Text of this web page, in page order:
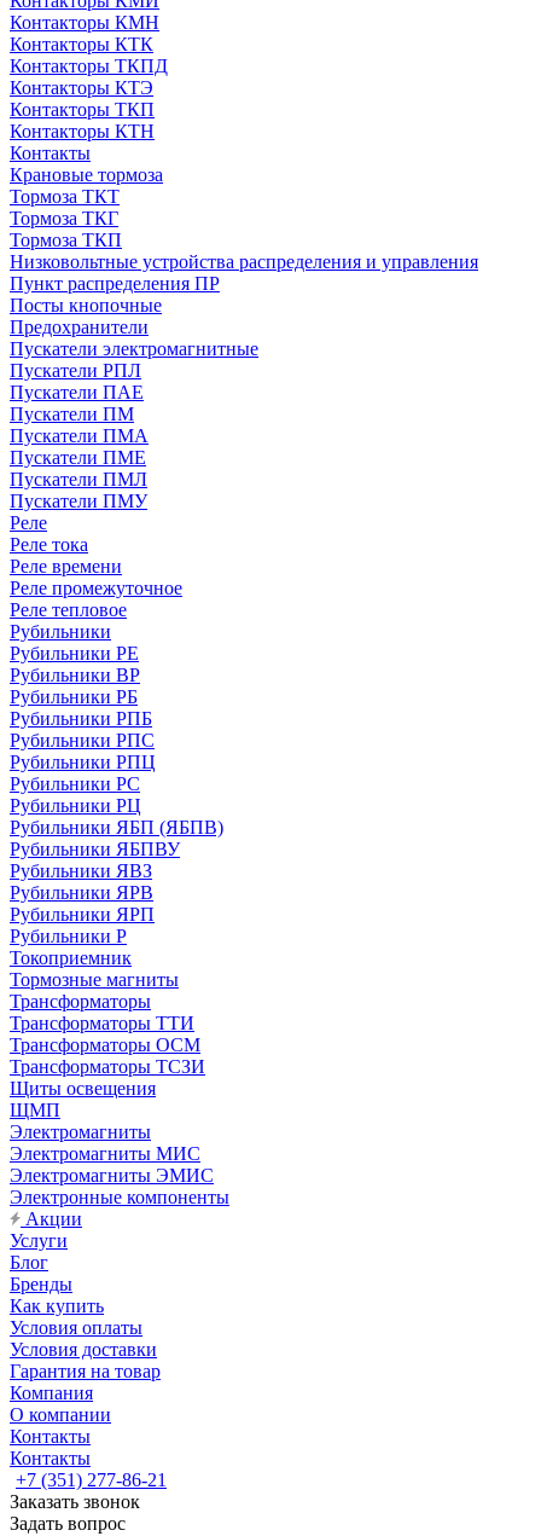
Контакторы КМН
Контакторы КТК
Контакторы ТКПД
Контакторы КТЭ
Контакторы ТКП
Контакторы КТН
Контакты
Крановые тормоза
Тормоза ТКТ
Тормоза ТКГ
Тормоза ТКП
Низковольтные устройства распределения и управления
Пункт распределения ПР
Посты кнопочные
Предохранители
Пускатели электромагнитные
Пускатели РПЛ
Пускатели ПАЕ
Пускатели ПМ
Пускатели ПМА
Пускатели ПМЕ
Пускатели ПМЛ
Пускатели ПМУ
Реле
Реле тока
Реле времени
Реле промежуточное
Реле тепловое
Рубильники
Рубильники РЕ
Рубильники ВР
Рубильники РБ
Рубильники РПБ
Рубильники РПС
Рубильники РПЦ
Рубильники РС
Рубильники РЦ
Рубильники ЯБП (ЯБПВ)
Рубильники ЯБПВУ
Рубильники ЯВЗ
Рубильники ЯРВ
Рубильники ЯРП
Рубильники Р
Токоприемник
Тормозные магниты
Трансформаторы
Трансформаторы ТТИ
Трансформаторы ОСМ
Трансформаторы ТСЗИ
Щиты освещения
ЩМП
Электромагниты
Электромагниты МИС
Электромагниты ЭМИС
Электронные компоненты
Акции
Услуги
Блог
Бренды
Как купить
Условия оплаты
Условия доставки
Гарантия на товар
Компания
О компании
Контакты
Контакты
+7 (351) 277-86-21
Заказать звонок
Задать вопрос